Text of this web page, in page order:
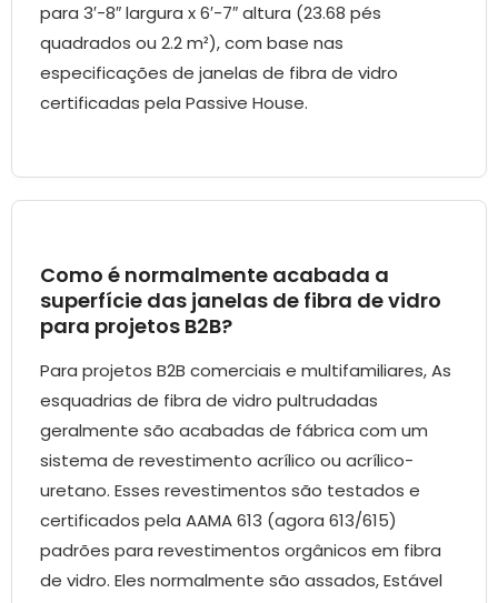
para 3′-8″ largura x 6′-7″ altura (23.68 pés
quadrados ou 2.2 m²), com base nas
especificações de janelas de fibra de vidro
certificadas pela Passive House.
Como é normalmente acabada a
superfície das janelas de fibra de vidro
para projetos B2B?
Para projetos B2B comerciais e multifamiliares, As
esquadrias de fibra de vidro pultrudadas
geralmente são acabadas de fábrica com um
sistema de revestimento acrílico ou acrílico-
uretano. Esses revestimentos são testados e
certificados pela AAMA 613 (agora 613/615)
padrões para revestimentos orgânicos em fibra
de vidro. Eles normalmente são assados, Estável